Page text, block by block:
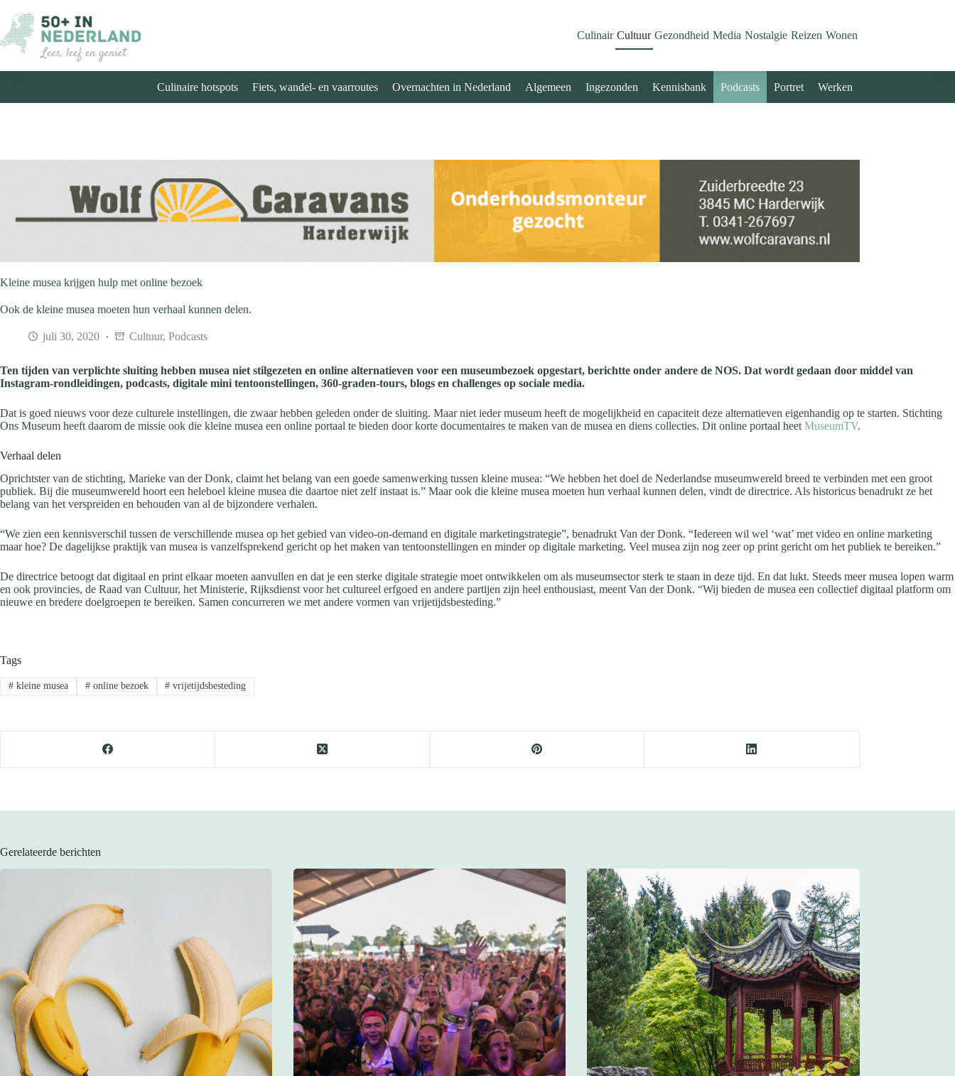
naar
de
inhoud
Culinair Cultuur Gezondheid Media Nostalgie Reizen Wonen
Culinaire hotspots Fiets, wandel- en vaarroutes Overnachten in Nederland Algemeen Ingezonden Kennisbank Podcasts Portret Werken
Kleine musea krijgen hulp met online bezoek
Ook de kleine musea moeten hun verhaal kunnen delen.
juli 30, 2020 Cultuur, Podcasts
Ten tijden van verplichte sluiting hebben musea niet stilgezeten en online alternatieven voor een museumbezoek opgestart, berichtte onder andere de NOS. Dat wordt gedaan door middel van
Instagram-rondleidingen, podcasts, digitale mini tentoonstellingen, 360-graden-tours, blogs en challenges op sociale media.
Dat is goed nieuws voor deze culturele instellingen, die zwaar hebben geleden onder de sluiting. Maar niet ieder museum heeft de mogelijkheid en capaciteit deze alternatieven eigenhandig op te starten. Stichting
Ons Museum heeft daarom de missie ook die kleine musea een online portaal te bieden door korte documentaires te maken van de musea en diens collecties. Dit online portaal heet MuseumTV.
Verhaal delen
Oprichtster van de stichting, Marieke van der Donk, claimt het belang van een goede samenwerking tussen kleine musea: “We hebben het doel de Nederlandse museumwereld breed te verbinden met een groot
publiek. Bij die museumwereld hoort een heleboel kleine musea die daartoe niet zelf instaat is.” Maar ook die kleine musea moeten hun verhaal kunnen delen, vindt de directrice. Als historicus benadrukt ze het
belang van het verspreiden en behouden van al de bijzondere verhalen.
“We zien een kennisverschil tussen de verschillende musea op het gebied van video-on-demand en digitale marketingstrategie”, benadrukt Van der Donk. “Iedereen wil wel ‘wat’ met video en online marketing
maar hoe? De dagelijkse praktijk van musea is vanzelfsprekend gericht op het maken van tentoonstellingen en minder op digitale marketing. Veel musea zijn nog zeer op print gericht om het publiek te bereiken.”
De directrice betoogt dat digitaal en print elkaar moeten aanvullen en dat je een sterke digitale strategie moet ontwikkelen om als museumsector sterk te staan in deze tijd. En dat lukt. Steeds meer musea lopen warm
en ook provincies, de Raad van Cultuur, het Ministerie, Rijksdienst voor het cultureel erfgoed en andere partijen zijn heel enthousiast, meent Van der Donk. “Wij bieden de musea een collectief digitaal platform om
nieuwe en bredere doelgroepen te bereiken. Samen concurreren we met andere vormen van vrijetijdsbesteding.”
Tags
#kleine musea #online bezoek # vrijetijdsbesteding
Gerelateerde berichten